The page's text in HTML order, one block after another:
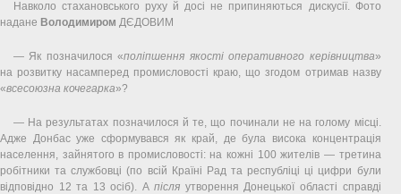
Навколо стахановського руху й досі не припиняються дискусії. Фото
надане Володимиром ДЄДОВИМ
— Як позначилося «поліпшення якості оперативного керівництва»
на розвитку насамперед промисловості краю, що згодом отримав назву
«всесоюзна кочегарка»?
— На результатах позначилося й те, що починали не на голому місці.
Адже Донбас уже сформувався як край, де була висока концентрація
населення, зайнятого в промисловості: на кожні 100 жителів — третина
робітники та службовці (по всій Країні Рад та республіці ці цифри були
відповідно 12 та 13 осіб). Апісля утворення Донецької області справді